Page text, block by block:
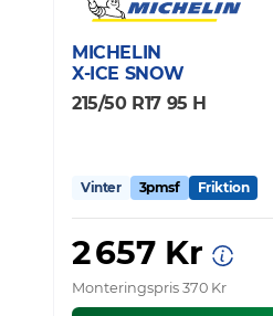
MICHELIN
X-ICE SNOW
215/50 R17 95 H
Vinter 3pmsf Friktion
2 657 Kr
Monteringspris 370 Kr